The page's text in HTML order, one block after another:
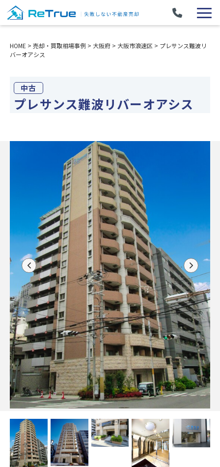
HOME > 売却・買取相場事例 > 大阪府 > 大阪市浪速区 > プレサンス難波リ
バーオアシス
中古
プレサンス難波リバーオアシス